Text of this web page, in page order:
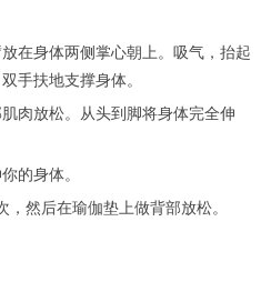
在身体两侧掌心朝上。吸气，抬起
手扶地支撑身体。
肉放松。从头到脚将身体完全伸
的身体。
然后在瑜伽垫上做背部放松。